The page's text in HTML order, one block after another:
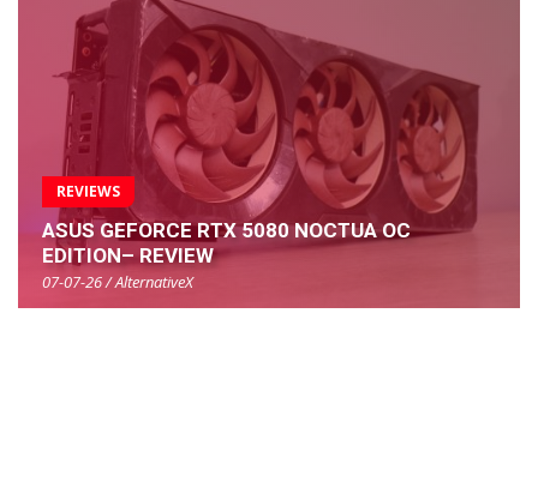
REVIEWS
ASUS GEFORCE RTX 5080 NOCTUA OC
EDITION– REVIEW
07-07-26 / AlternativeX